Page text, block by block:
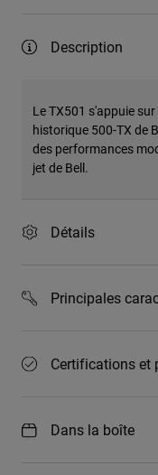
Description
Le TX501 s'appuie
historique 500-TX de
des performances
jet de Bell.
Détails
Principales
Certifications et
Dans la boîte